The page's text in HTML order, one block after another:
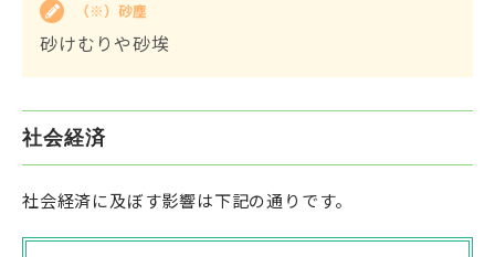
（※）砂塵
砂けむりや砂埃
社会経済
社会経済に及ぼす影響は下記の通りです。